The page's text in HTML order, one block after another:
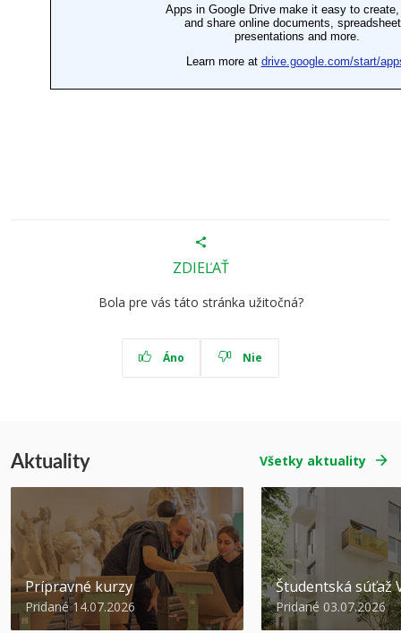
ZDIEĽAŤ
Bola pre vás táto stránka užitočná?
Áno Nie
Aktuality Všetky aktuality
Prípravné kurzy
Pridané 14.07.2026
Študentská súťaž
Pridané 03.07.2026